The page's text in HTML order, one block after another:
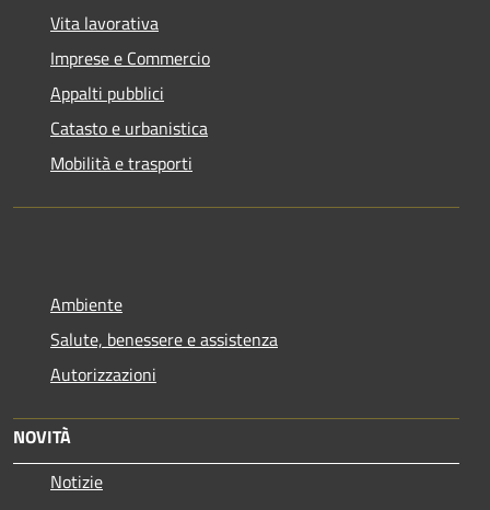
Vita lavorativa
Imprese e Commercio
Appalti pubblici
Catasto e urbanistica
Mobilità e trasporti
Ambiente
Salute, benessere e assistenza
Autorizzazioni
NOVITÀ
Notizie